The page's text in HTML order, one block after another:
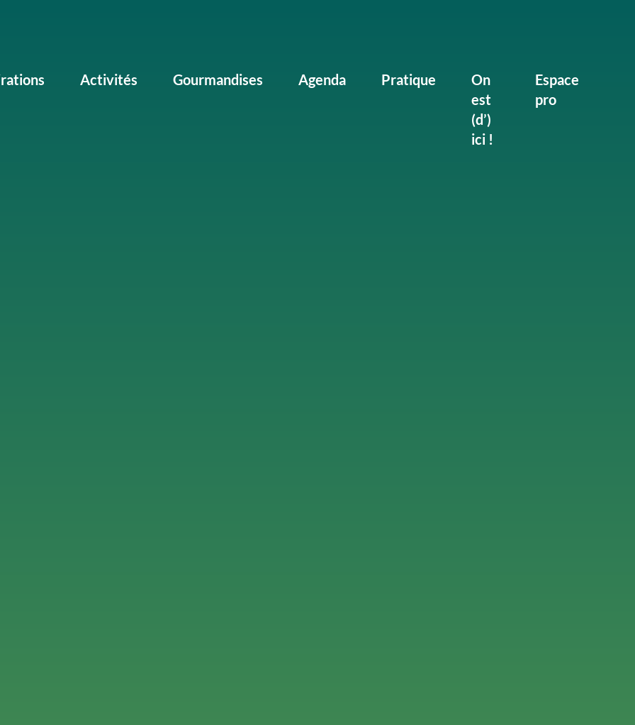
Activités Gourmandises Agenda Pratique
On
est
(d’)
ici !
Espace
pro